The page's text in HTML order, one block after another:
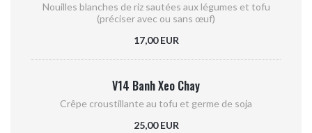
Nouilles blanches de riz sautées aux légumes et tofu
(préciser avec ou sans œuf)
17,00 EUR
V14 Banh Xeo Chay
Crêpe croustillante au tofu et germe de soja
25,00 EUR